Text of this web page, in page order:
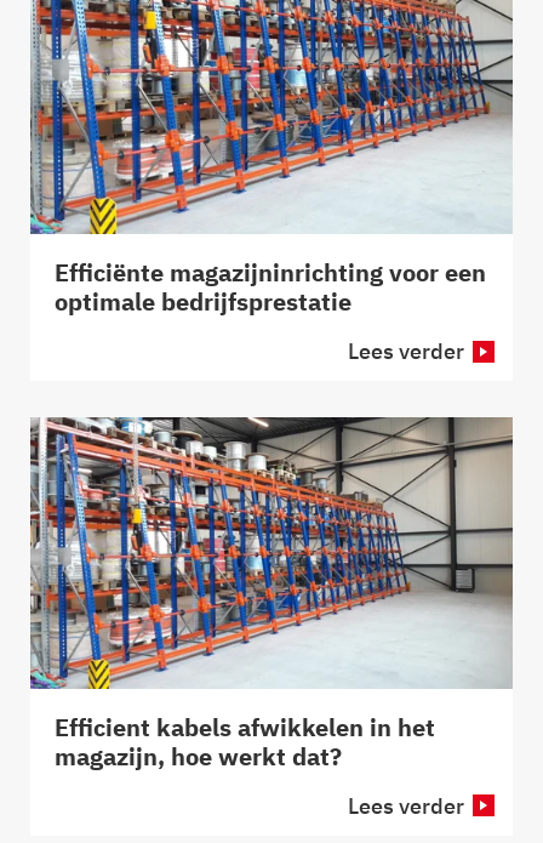
Efficiënte magazijninrichting voor een
optimale bedrijfsprestatie
Lees verder
Efficient kabels afwikkelen in het
magazijn, hoe werkt dat?
Lees verder